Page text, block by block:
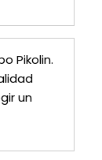
Pikolin.
un